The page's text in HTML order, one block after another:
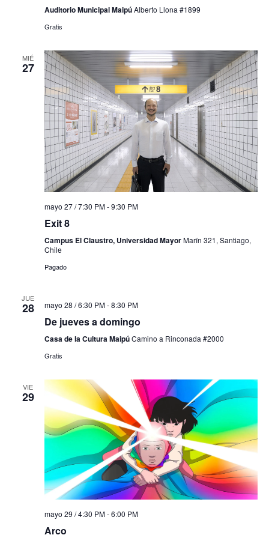
Auditorio Municipal MaipúAlberto Llona #1899
Gratis
MIÉ
27
mayo 27 / 7:30 PM-9:30 PM
Exit 8
Campus El Claustro, Universidad MayorMarín 321, Santiago,
Chile
Pagado
JUE
28 mayo 28 / 6:30 PM-8:30 PM
De jueves a domingo
Casa de la Cultura MaipúCamino a Rinconada #2000
Gratis
VIE
29
mayo 29 / 4:30 PM-6:00 PM
Arco